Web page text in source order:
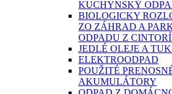
KUCHYNSKÝ
BIOLOGICKY
ZO ZÁHRAD A
ODPADU Z
JEDLÉ OLEJE A
ELEKTROODPAD
POUŽITÉ
AKUMULÁTORY